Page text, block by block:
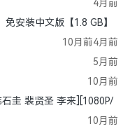
4月前
安装中文版【1.8 GB】
4月前
10月前
5月前
10月前
圭 裴贤圣 李来][1080P/
10月前